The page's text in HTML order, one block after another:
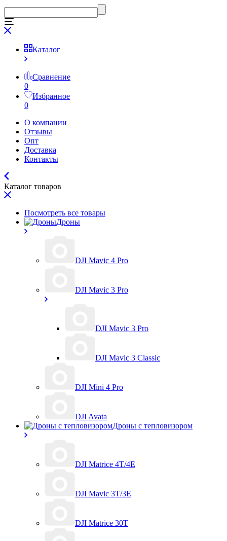
Каталог
Сравнение
0
Избранное
0
О компании
Отзывы
Опт
Доставка
Контакты
Каталог товаров
Посмотреть все товары
Дроны
DJI Mavic 4 Pro
DJI Mavic 3 Pro
DJI Mavic 3 Pro
DJI Mavic 3 Classic
DJI Mini 4 Pro
DJI Avata
Дроны с тепловизором
DJI Matrice 4T/4E
DJI Mavic 3T/3E
DJI Matrice 30T